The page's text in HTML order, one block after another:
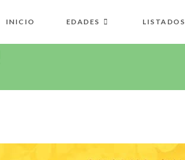
INICIO EDADES LISTADOS